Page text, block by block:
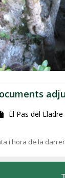
El Pas del
i hora de la